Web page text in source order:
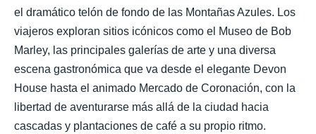
el dramático telón de fondo de las Montañas Azules. Los
viajeros exploran sitios icónicos como el Museo de Bob
Marley, las principales galerías de arte y una diversa
escena gastronómica que va desde el elegante Devon
House hasta el animado Mercado de Coronación, con la
libertad de aventurarse más allá de la ciudad hacia
cascadas y plantaciones de café a su propio ritmo.